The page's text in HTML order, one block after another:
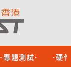
-專題測試- -硬